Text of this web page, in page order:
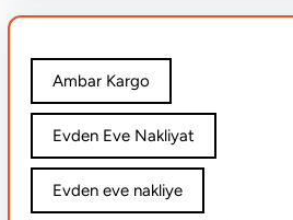
Ambar Kargo
Evden Eve Nakliyat
Evden eve nakliye